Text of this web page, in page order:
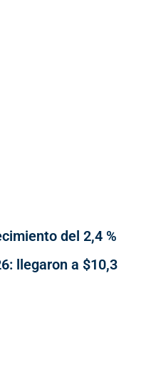
del 2,4 %
llegaron a $10,3